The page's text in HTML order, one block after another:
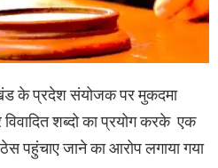
के प्रदेश संयोजक पर मुकदमा
विवादित शब्दो का प्रयोग करके एक
पहुंचाए जाने का आरोप लगाया गया